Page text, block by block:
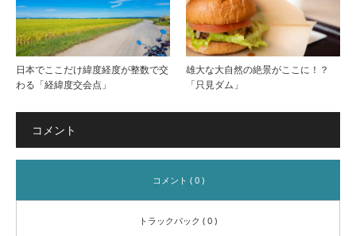
日本でここだけ緯度経度が整数で交
わる「経緯度交会点」
雄大な大自然の絶景がここに！？
「只見ダム」
コメント
コメント ( 0 )
トラックバック ( 0 )